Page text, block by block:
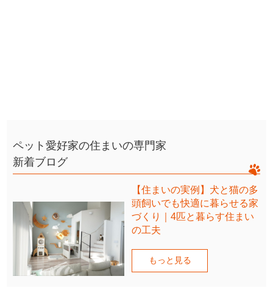
ペット愛好家の住まいの専門家
新着ブログ
【住まいの実例】犬と猫の多
頭飼いでも快適に暮らせる家
づくり｜4匹と暮らす住まい
の工夫
もっと見る